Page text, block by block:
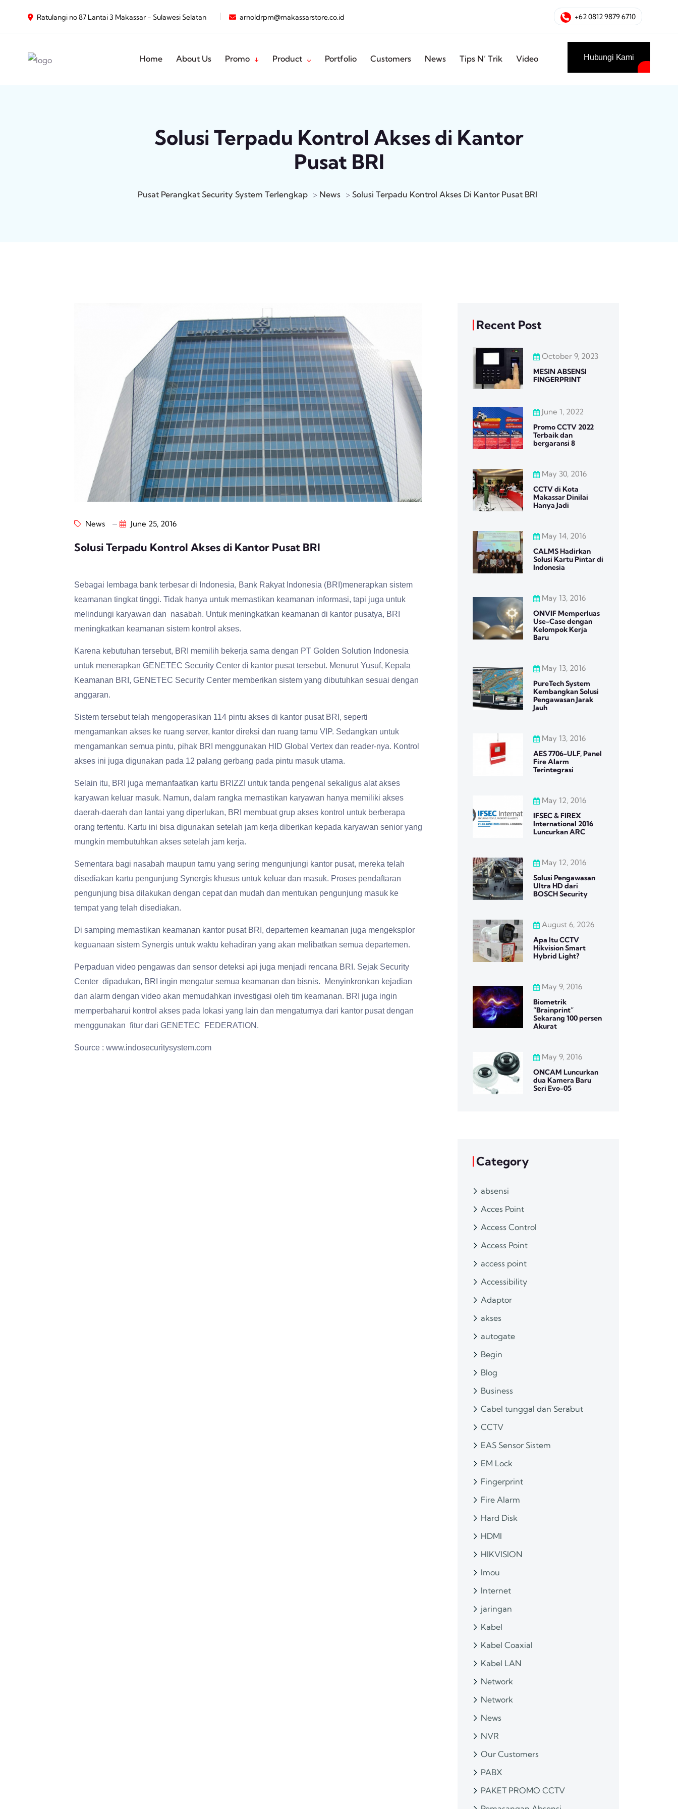
Ratulangi no 87 Lantai 3 Makassar - Sulawesi Selatan arnoldrpm@makassarstore.co.id +62 0812 9879 6710
Home About Us Promo Product Portfolio Customers News Tips N’ Trik Video Hubungi Kami
Solusi Terpadu Kontrol Akses di Kantor
Pusat BRI
Pusat Perangkat Security System Terlengkap > News > Solusi Terpadu Kontrol Akses Di Kantor Pusat BRI
News June 25, 2016
Solusi Terpadu Kontrol Akses di Kantor Pusat BRI
Sebagai lembaga bank terbesar di Indonesia, Bank Rakyat Indonesia (BRI)menerapkan sistem
keamanan tingkat tinggi. Tidak hanya untuk memastikan keamanan informasi, tapi juga untuk
melindungi karyawan dan nasabah. Untuk meningkatkan keamanan di kantor pusatya, BRI
meningkatkan keamanan sistem kontrol akses.
Karena kebutuhan tersebut, BRI memilih bekerja sama dengan PT Golden Solution Indonesia
untuk menerapkan GENETEC Security Center di kantor pusat tersebut. Menurut Yusuf, Kepala
Keamanan BRI, GENETEC Security Center memberikan sistem yang dibutuhkan sesuai dengan
anggaran.
Sistem tersebut telah mengoperasikan 114 pintu akses di kantor pusat BRI, seperti
mengamankan akses ke ruang server, kantor direksi dan ruang tamu VIP. Sedangkan untuk
mengamankan semua pintu, pihak BRI menggunakan HID Global Vertex dan reader-nya. Kontrol
akses ini juga digunakan pada 12 palang gerbang pada pintu masuk utama.
Selain itu, BRI juga memanfaatkan kartu BRIZZI untuk tanda pengenal sekaligus alat akses
karyawan keluar masuk. Namun, dalam rangka memastikan karyawan hanya memiliki akses
daerah-daerah dan lantai yang diperlukan, BRI membuat grup akses kontrol untuk berberapa
orang tertentu. Kartu ini bisa digunakan setelah jam kerja diberikan kepada karyawan senior yang
mungkin membutuhkan akses setelah jam kerja.
Sementara bagi nasabah maupun tamu yang sering mengunjungi kantor pusat, mereka telah
disediakan kartu pengunjung Synergis khusus untuk keluar dan masuk. Proses pendaftaran
pengunjung bisa dilakukan dengan cepat dan mudah dan mentukan pengunjung masuk ke
tempat yang telah disediakan.
Di samping memastikan keamanan kantor pusat BRI, departemen keamanan juga mengeksplor
keguanaan sistem Synergis untuk waktu kehadiran yang akan melibatkan semua departemen.
Perpaduan video pengawas dan sensor deteksi api juga menjadi rencana BRI. Sejak Security
Center dipadukan, BRI ingin mengatur semua keamanan dan bisnis. Menyinkronkan kejadian
dan alarm dengan video akan memudahkan investigasi oleh tim keamanan. BRI juga ingin
memperbaharui kontrol akses pada lokasi yang lain dan mengaturnya dari kantor pusat dengan
menggunakan fitur dari GENETEC FEDERATION.
Source : www.indosecuritysystem.com
Recent Post
October 9, 2023
MESIN ABSENSI
FINGERPRINT
June 1, 2022
Promo CCTV 2022
Terbaik dan
bergaransi 8
May 30, 2016
CCTV di Kota
Makassar Dinilai
Hanya Jadi
May 14, 2016
CALMS Hadirkan
Solusi Kartu Pintar di
Indonesia
May 13, 2016
ONVIF Memperluas
Use-Case dengan
Kelompok Kerja
Baru
May 13, 2016
PureTech System
Kembangkan Solusi
Pengawasan Jarak
Jauh
May 13, 2016
AES 7706-ULF, Panel
Fire Alarm
Terintegrasi
May 12, 2016
IFSEC & FIREX
International 2016
Luncurkan ARC
May 12, 2016
Solusi Pengawasan
Ultra HD dari
BOSCH Security
August 6, 2026
Apa Itu CCTV
Hikvision Smart
Hybrid Light?
May 9, 2016
Biometrik
“Brainprint”
Sekarang 100 persen
Akurat
May 9, 2016
ONCAM Luncurkan
dua Kamera Baru
Seri Evo-05
Category
absensi
Acces Point
Access Control
Access Point
access point
Accessibility
Adaptor
akses
autogate
Begin
Blog
Business
Cabel tunggal dan Serabut
CCTV
EAS Sensor Sistem
EM Lock
Fingerprint
Fire Alarm
Hard Disk
HDMI
HIKVISION
Imou
Internet
jaringan
Kabel
Kabel Coaxial
Kabel LAN
Network
Network
News
NVR
Our Customers
PABX
PAKET PROMO CCTV